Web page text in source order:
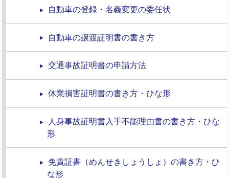
自動車の登録・名義変更の委任状
自動車の譲渡証明書の書き方
交通事故証明書の申請方法
休業損害証明書の書き方・ひな形
人身事故証明書入手不能理由書の書き方・ひな
形
免責証書（めんせきしょうしょ）の書き方・ひ
な形